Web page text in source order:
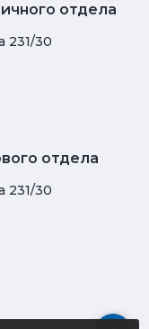
отдела
231/30
отдела
231/30